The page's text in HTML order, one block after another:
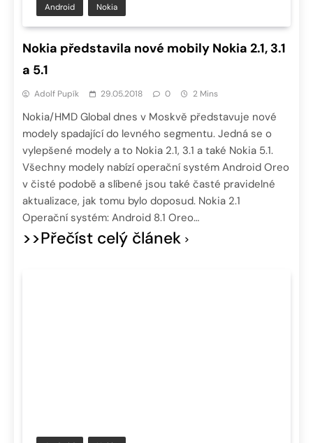
Android Nokia
Nokia představila nové mobily Nokia 2.1, 3.1
a 5.1
Adolf Pupík 29.05.2018 0 2 Mins
Nokia/HMD Global dnes v Moskvě představuje nové
modely spadající do levného segmentu. Jedná se o
vylepšené modely a to Nokia 2.1, 3.1 a také Nokia 5.1.
Všechny modely nabízí operační systém Android Oreo
v čisté podobě a slíbené jsou také časté pravidelné
aktualizace, jak tomu bylo doposud. Nokia 2.1
Operační systém: Android 8.1 Oreo…
>>Přečíst celý článek